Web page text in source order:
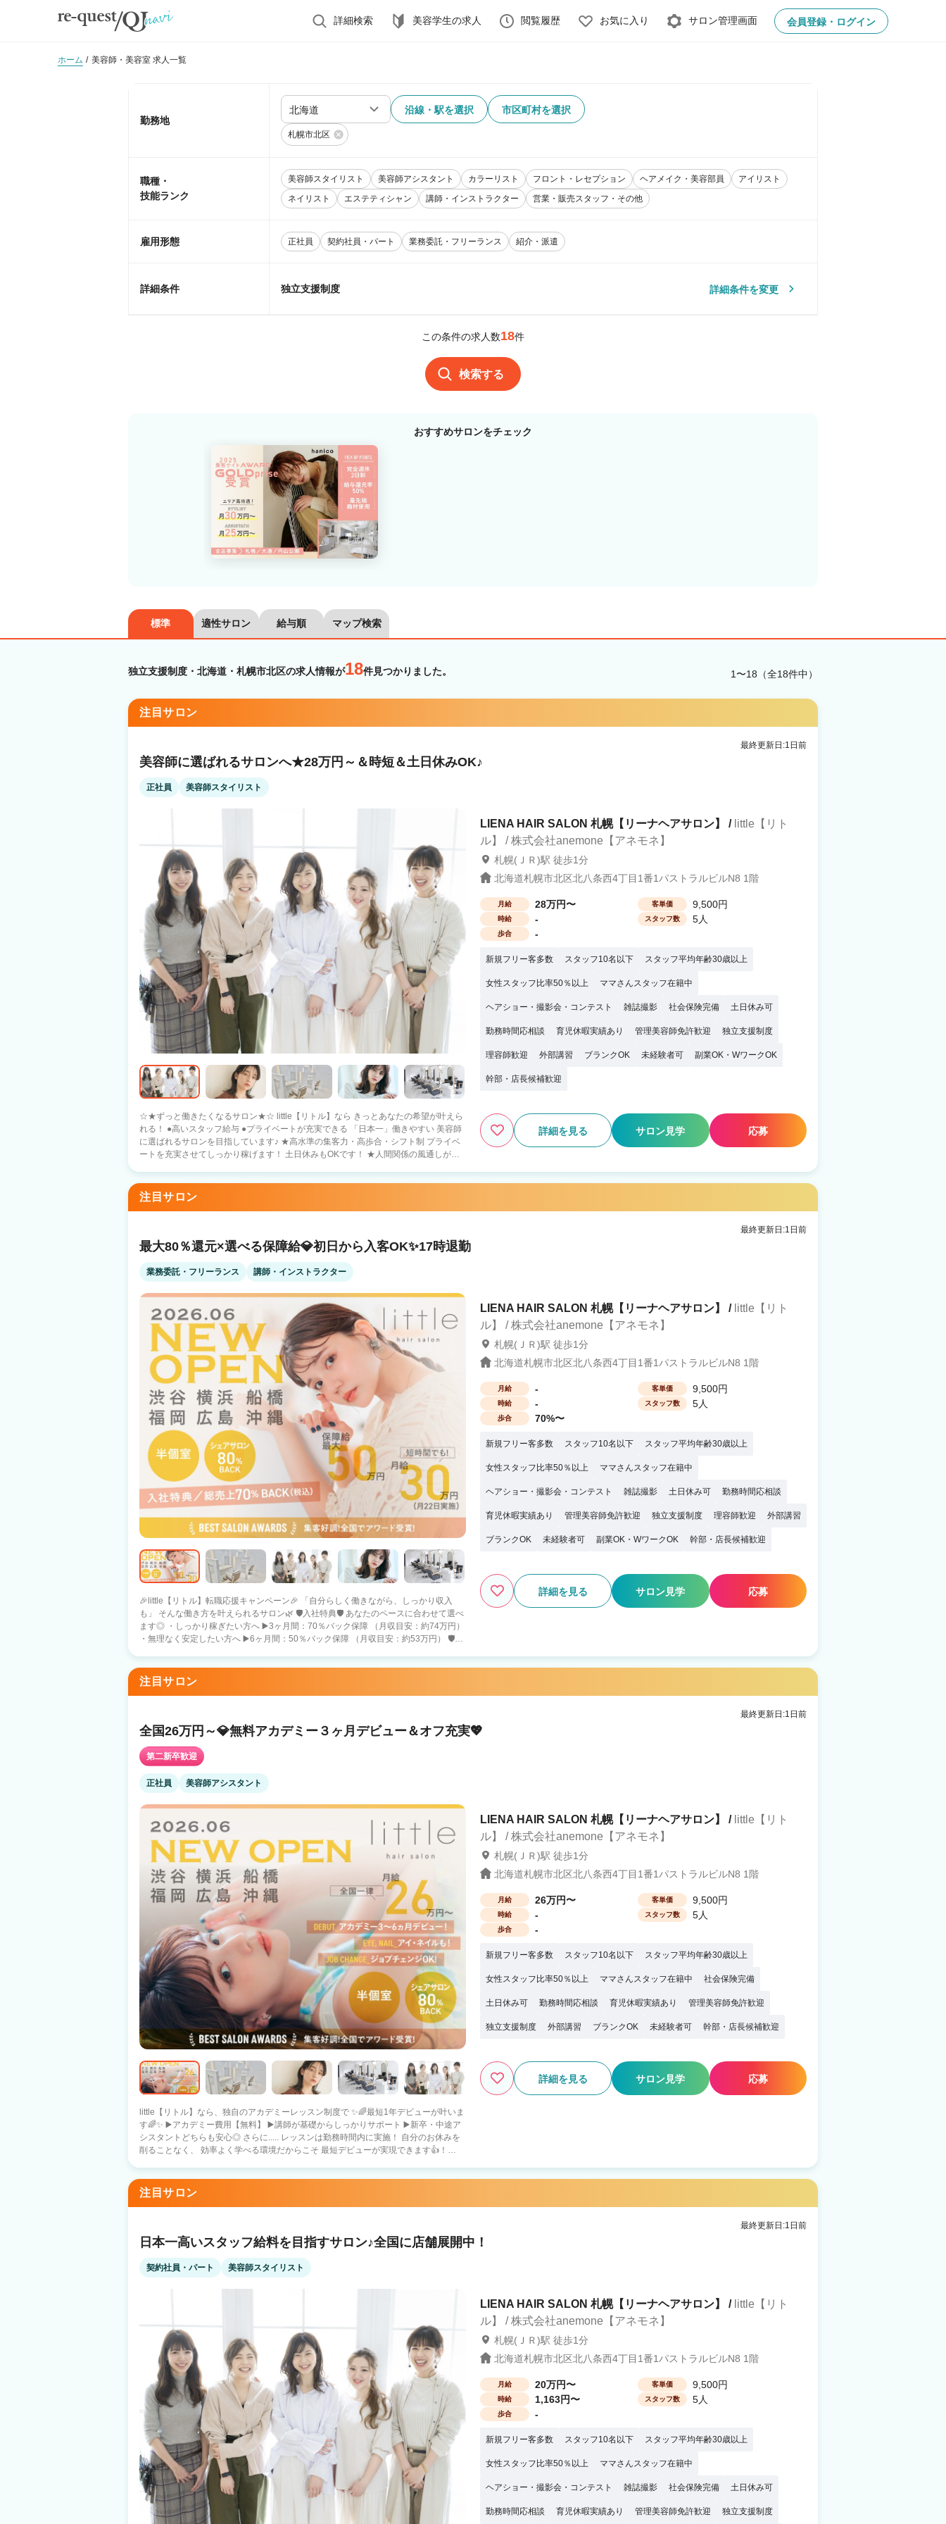
詳細検索 美容学生の求人 閲覧履歴 お気に入り サロン管理画面 会員登録・ログイン
ホーム 美容師・美容室 求人一覧
勤務地
沿線・駅を選択 市区町村を選択
札幌市北区
職種・
技能ランク
美容師スタイリスト 美容師アシスタント カラーリスト フロント・レセプション ヘアメイク・美容部員
アイリスト
ネイリスト
エステティシャン 講師・インストラクター 営業・販売スタッフ・その他
雇用形態 正社員 契約社員・パート 業務委託・フリーランス 紹介・派遣
詳細条件 独立支援制度 詳細条件を変更
この条件の求人数18件
検索する
おすすめサロンをチェック
標準 適性サロン 給与順 マップ検索
独立支援制度・北海道・札幌市北区の求人情報が18件見つかりました。 1〜18（全18件中）
注目サロン
最終更新日:1日前
美容師に選ばれるサロンへ★28万円～＆時短＆土日休みOK♪
正社員 美容師スタイリスト
☆★ずっと働きたくなるサロン★☆ little【リトル】なら きっとあなたの希望が叶えら
れる！ ●高いスタッフ給与 ●プライベートが充実できる 「日本一」働きやすい 美容師
に選ばれるサロンを目指しています♪ ★高水準の集客力・高歩合・シフト制 プライベ
ートを充実させてしっかり稼げます！ 土日休みもOKです！ ★人間関係の風通しがよ
備 銀行借入などの資金調達 エリア新規出店 物件探し、内装外装のサポート 好条件の
材料仕入れ 集客・求人 給料計算・事務の援助 スタッフマネジメント 経営サポート 〇
美容師さんの 入社１カ月後の声を集めました♪ 『応募のきっかけ』 ・前職の先輩の紹
介（26歳女性） ・自由シフト（31歳女性） ・全国90店舗以上の安定経営（30歳男
性） 『見学・面接のときの印象は？』 ・給与や人間関係など、個人の悩みを解消でき
る点を解説してくれて優しかった（24歳女性） ・見学で一緒に働く人やサロンの雰囲
気を確認できてよかった（25歳女性） 複数店舗の見学なども実施しております！ まず
はぜひお気軽にお問合せ下さい♪
LIENA HAIR SALON 札幌【リーナヘアサロン】 / little【リト
ル】 / 株式会社anemone【アネモネ】
札幌(ＪＲ)駅 徒歩1分
北海道札幌市北区北八条西4丁目1番1パストラルビルN8 1階
月給 28万円〜 客単価 9,500円
時給 - スタッフ数 5人
歩合 -
新規フリー客多数 スタッフ10名以下 スタッフ平均年齢30歳以上
女性スタッフ比率50％以上 ママさんスタッフ在籍中
ヘアショー・撮影会・コンテスト 雑誌撮影 社会保険完備 土日休み可
勤務時間応相談 育児休暇実績あり 管理美容師免許歓迎 独立支援制度
理容師歓迎 外部講習 ブランクOK 未経験者可 副業OK・WワークOK
幹部・店長候補歓迎
詳細を見る サロン見学 応募
注目サロン
最終更新日:1日前
最大80％還元×選べる保障給💎初日から入客OK✨17時退勤
業務委託・フリーランス 講師・インストラクター
🎉little【リトル】転職応援キャンペーン🎉 「自分らしく働きながら、しっかり収入
も」 そんな働き方を叶えられるサロン🌿 🛡️入社特典🛡️ あなたのペースに合わせて選べ
ます◎ ・しっかり稼ぎたい方へ ▶️3ヶ月間：70％バック保障 （月収目安：約74万円）
・無理なく安定したい方へ ▶️6ヶ月間：50％バック保障 （月収目安：約53万円） 🛡️入
選べる安心サポート✨ 🍀安心の報酬保証🍀 フリー：40％バック 指名 ：50％バック
面貸 ：60％バック 総売上100万（税込）超えると報酬5％UP 100万超えるスタッフ
でボーナスまたは社員旅行制度アリ（韓国予定） 💠お休み 【自由出勤】です♪ ・月６
日 👉 しっかり収入を得たい方 ・月10日 👉 プライベートとのバランスを重視してい
る方 ・月15日 👉 自分らしいペースで安定して働きたい方 ➡️人生をより豊かにできる
環境を整えております🤝 🔄️正社員 ⇔ 業務委託 切り替えOK ✔️まずは正社員で安定 ✔️
慣れたら業務委託に挑戦 ➡️ライフステージが変わっても続けられます 📩【オンライン
でもOK】【履歴書不要】 まずは見学・ご相談だけでもOK！ お気軽にご応募ください
✨ 無理なく、でもちゃんと稼げる。 そんな働き方を探している方へ。 little【リトル】
LIENA HAIR SALON 札幌【リーナヘアサロン】 / little【リト
ル】 / 株式会社anemone【アネモネ】
札幌(ＪＲ)駅 徒歩1分
北海道札幌市北区北八条西4丁目1番1パストラルビルN8 1階
月給 - 客単価 9,500円
時給 - スタッフ数 5人
歩合 70%〜
新規フリー客多数 スタッフ10名以下 スタッフ平均年齢30歳以上
女性スタッフ比率50％以上 ママさんスタッフ在籍中
ヘアショー・撮影会・コンテスト 雑誌撮影 土日休み可 勤務時間応相談
育児休暇実績あり 管理美容師免許歓迎 独立支援制度 理容師歓迎 外部講習
ブランクOK 未経験者可 副業OK・WワークOK 幹部・店長候補歓迎
詳細を見る サロン見学 応募
注目サロン
最終更新日:1日前
全国26万円～💎無料アカデミー３ヶ月デビュー＆オフ充実💖
第二新卒歓迎
正社員 美容師アシスタント
little【リトル】なら、独自のアカデミーレッスン制度で ✨🌈最短1年デビューが叶いま
す🌈✨ ▶️アカデミー費用【無料】 ▶️講師が基礎からしっかりサポート ▶️新卒・中途ア
シスタントどちらも安心◎ さらに..... レッスンは勤務時間内に実施！ 自分のお休みを
削ることなく、 効率よく学べる環境だからこそ 最短デビューが実現できます👍！
トとして活躍したい🌀 そんな方には..... 3か月～半年後デビュープランあり！ ✅基本給
26万円スタート👑 ✅デビュースタイリストの平均給与35万円💎 即戦力の方をしっかり
談だけでもOK！ お気軽にご応募ください✨
LIENA HAIR SALON 札幌【リーナヘアサロン】 / little【リト
ル】 / 株式会社anemone【アネモネ】
札幌(ＪＲ)駅 徒歩1分
北海道札幌市北区北八条西4丁目1番1パストラルビルN8 1階
月給 26万円〜 客単価 9,500円
時給 - スタッフ数 5人
歩合 -
新規フリー客多数 スタッフ10名以下 スタッフ平均年齢30歳以上
女性スタッフ比率50％以上 ママさんスタッフ在籍中 社会保険完備
土日休み可 勤務時間応相談 育児休暇実績あり 管理美容師免許歓迎
独立支援制度 外部講習 ブランクOK 未経験者可 幹部・店長候補歓迎
詳細を見る サロン見学 応募
注目サロン
最終更新日:1日前
日本一高いスタッフ給料を目指すサロン♪全国に店舗展開中！
契約社員・パート 美容師スタイリスト
LIENA HAIR SALON 札幌【リーナヘアサロン】 / little【リト
ル】 / 株式会社anemone【アネモネ】
札幌(ＪＲ)駅 徒歩1分
北海道札幌市北区北八条西4丁目1番1パストラルビルN8 1階
月給 20万円〜 客単価 9,500円
時給 1,163円〜 スタッフ数 5人
歩合 -
新規フリー客多数 スタッフ10名以下 スタッフ平均年齢30歳以上
女性スタッフ比率50％以上 ママさんスタッフ在籍中
ヘアショー・撮影会・コンテスト 雑誌撮影 社会保険完備 土日休み可
勤務時間応相談 育児休暇実績あり 管理美容師免許歓迎 独立支援制度